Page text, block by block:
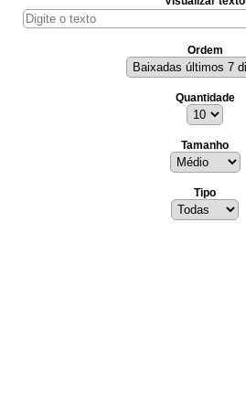
Ordem
Quantidade
Tamanho
Tipo